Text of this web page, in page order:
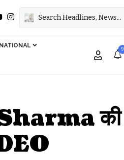
NATIONAL
9
की